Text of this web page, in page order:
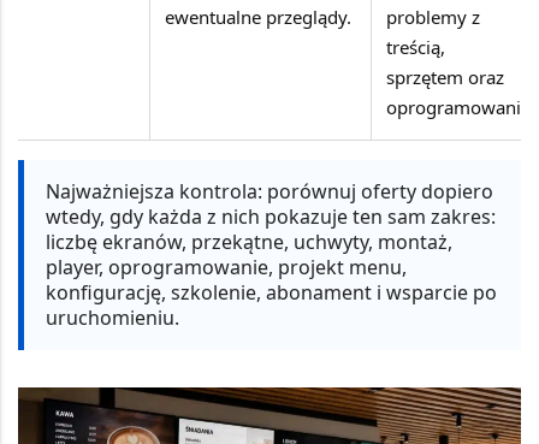
ewentualne przeglądy.
problemy z
treścią,
sprzętem oraz
Najważniejsza kontrola: porównuj oferty dopiero
wtedy, gdy każda z nich pokazuje ten sam zakres:
liczbę ekranów, przekątne, uchwyty, montaż,
player, oprogramowanie, projekt menu,
konfigurację, szkolenie, abonament i wsparcie po
uruchomieniu.